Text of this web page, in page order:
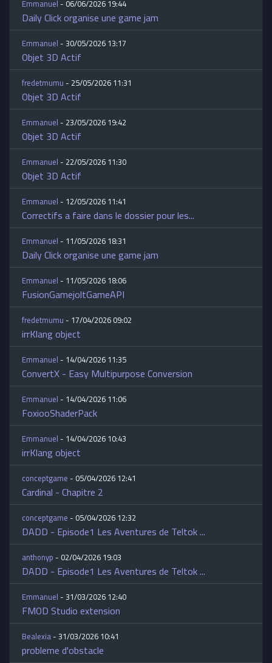
Emmanuel- 06/06/2026 19:44
Daily Click organise une game jam
Emmanuel- 30/05/2026 13:17
Objet 3D Actif
fredetmumu- 25/05/2026 11:31
Objet 3D Actif
Emmanuel- 23/05/2026 19:42
Objet 3D Actif
Emmanuel- 22/05/2026 11:30
Objet 3D Actif
Emmanuel- 12/05/2026 11:41
Correctifs a faire dans le dossier pour les...
Emmanuel- 11/05/2026 18:31
Daily Click organise une game jam
Emmanuel- 11/05/2026 18:06
FusionGamejoltGameAPI
fredetmumu- 17/04/2026 09:02
irrKlang object
Emmanuel- 14/04/2026 11:35
ConvertX - Easy Multipurpose Conversion
Emmanuel- 14/04/2026 11:06
FoxiooShaderPack
Emmanuel- 14/04/2026 10:43
irrKlang object
conceptgame- 05/04/2026 12:41
Cardinal - Chapitre 2
conceptgame- 05/04/2026 12:32
DADD - Episode1 Les Aventures de Teltok ...
anthonyp- 02/04/2026 19:03
DADD - Episode1 Les Aventures de Teltok ...
Emmanuel- 31/03/2026 12:40
FMOD Studio extension
Bealexia- 31/03/2026 10:41
probleme d'obstacle